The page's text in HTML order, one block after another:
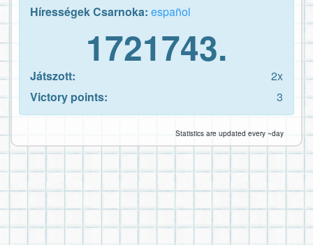
Hírességek Csarnoka: español
1721743.
Játszott:
2x
Victory points:
3
Statistics are updated every ~day